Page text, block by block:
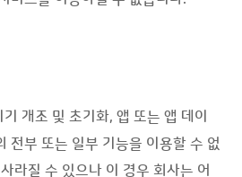
개조 및 초기화, 앱 또는 앱 데이
전부 또는 일부 기능을 이용할 수 없
라질 수 있으나 이 경우 회사는 어